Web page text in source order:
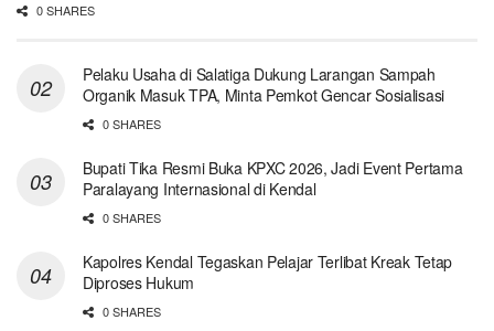
0 SHARES
Pelaku Usaha di Salatiga Dukung Larangan Sampah
Organik Masuk TPA, Minta Pemkot Gencar Sosialisasi
0 SHARES
Bupati Tika Resmi Buka KPXC 2026, Jadi Event Pertama
Paralayang Internasional di Kendal
0 SHARES
Kapolres Kendal Tegaskan Pelajar Terlibat Kreak Tetap
Diproses Hukum
0 SHARES